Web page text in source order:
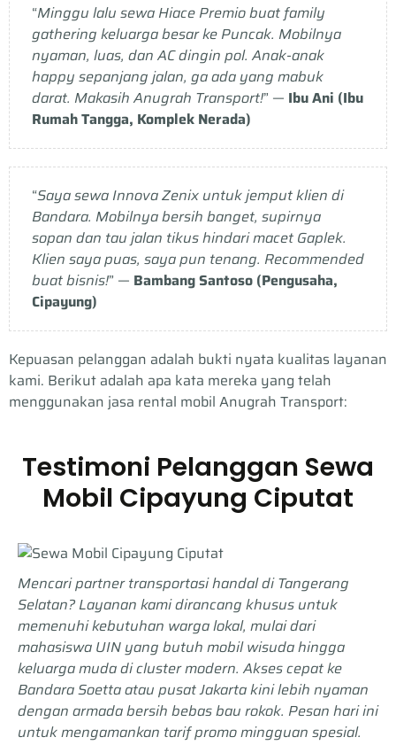
Mencari partner transportasi handal di Tangerang
Selatan? Layanan kami dirancang khusus untuk
memenuhi kebutuhan warga lokal, mulai dari
mahasiswa UIN yang butuh mobil wisuda hingga
keluarga muda di cluster modern. Akses cepat ke
Bandara Soetta atau pusat Jakarta kini lebih nyaman
dengan armada bersih bebas bau rokok. Pesan hari ini
untuk mengamankan tarif promo mingguan spesial.
Testimoni Pelanggan Sewa
Mobil Cipayung Ciputat
Kepuasan pelanggan adalah bukti nyata kualitas layanan
kami. Berikut adalah apa kata mereka yang telah
menggunakan jasa rental mobil Anugrah Transport:
“Saya sewa Innova Zenix untuk jemput klien di
Bandara. Mobilnya bersih banget, supirnya
sopan dan tau jalan tikus hindari macet Gaplek.
Klien saya puas, saya pun tenang. Recommended
buat bisnis!” — Bambang Santoso (Pengusaha,
Cipayung)
“Minggu lalu sewa Hiace Premio buat family
gathering keluarga besar ke Puncak. Mobilnya
nyaman, luas, dan AC dingin pol. Anak-anak
happy sepanjang jalan, ga ada yang mabuk
darat. Makasih Anugrah Transport!” — Ibu Ani (Ibu
Rumah Tangga, Komplek Nerada)